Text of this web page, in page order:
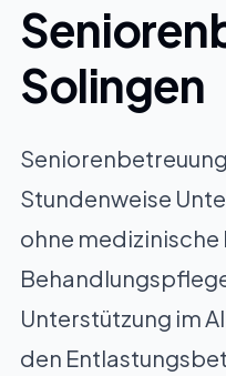
Solingen
Stundenweise
ohne medizinische
Unterstützung im
den